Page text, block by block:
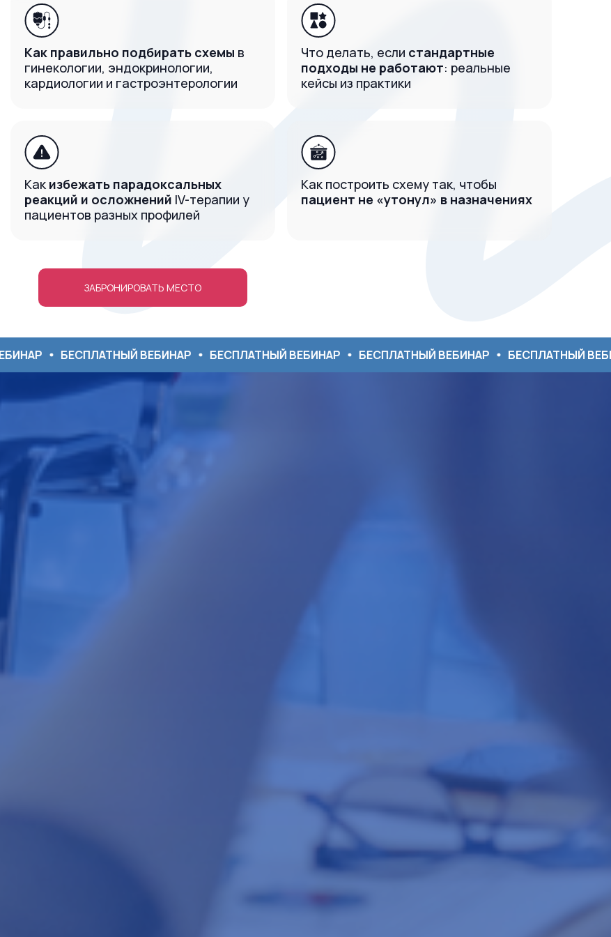
Как правильно подбирать схемы в
гинекологии, эндокринологии,
кардиологии и гастроэнтерологии
Что делать, если стандартные
подходы не работают: реальные
кейсы из практики
Как построить схему так, чтобы
пациент не «утонул» в назначениях
Как избежать парадоксальных
реакций и осложнений IV-терапии у
пациентов разных профилей
ЗАБРОНИРОВАТЬ МЕСТО
БЕСПЛАТНЫЙ ВЕБИНАР БЕСПЛАТНЫЙ ВЕБИНАР БЕСПЛАТНЫЙ ВЕБИНАР БЕСПЛАТНЫЙ ВЕБИНАР